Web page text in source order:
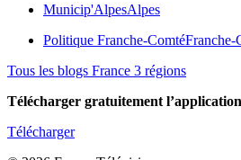
Municip'AlpesAlpes
Politique Franche-ComtéFranche-
Tous les blogs France 3 régions
Télécharger gratuitement
Télécharger